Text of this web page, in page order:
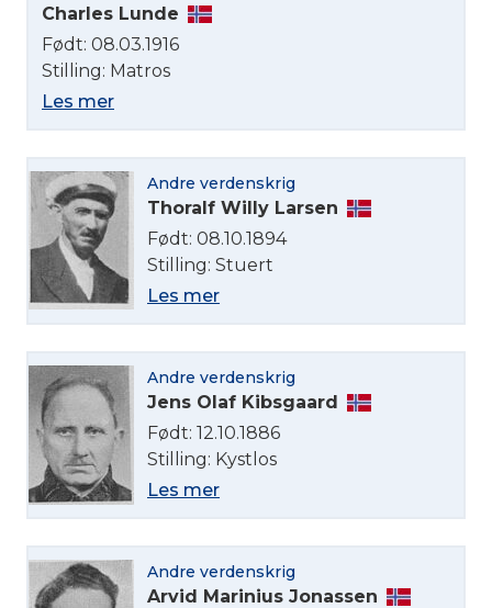
Charles Lunde
Født: 08.03.1916
Stilling: Matros
Les mer
Andre verdenskrig
Thoralf Willy Larsen
Født: 08.10.1894
Stilling: Stuert
Les mer
Andre verdenskrig
Jens Olaf Kibsgaard
Født: 12.10.1886
Stilling: Kystlos
Les mer
Andre verdenskrig
Arvid Marinius Jonassen